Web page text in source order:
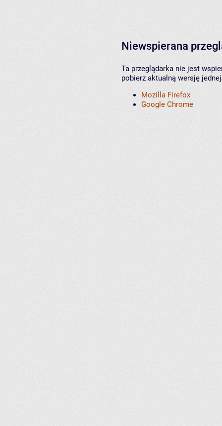
Niewspierana
Ta przeglądarka nie jest
pobierz aktualną wersję
Mozilla Firefox
Google Chrome